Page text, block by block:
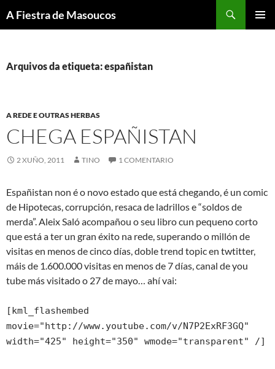
aoA Fiestra de Masoucos
Arquivos da etiqueta: españistan
A REDE E OUTRAS HERBAS
CHEGA ESPAÑISTAN
2 XUÑO, 2011 TINO 1 COMENTARIO
Españistan non é o novo estado que está chegando, é un comic
de Hipotecas, corrupción, resaca de ladrillos e “soldos de
merda”. Aleix Saló acompañou o seu libro cun pequeno corto
que está a ter un gran éxito na rede, superando o millón de
visitas en menos de cinco días, doble trend topic en twtitter,
máis de 1.600.000 visitas en menos de 7 días, canal de you
tube más visitado o 27 de mayo… ahí vai:
[kml_flashembed
movie="http://www.youtube.com/v/N7P2ExRF3GQ"
width="425" height="350" wmode="transparent" /]